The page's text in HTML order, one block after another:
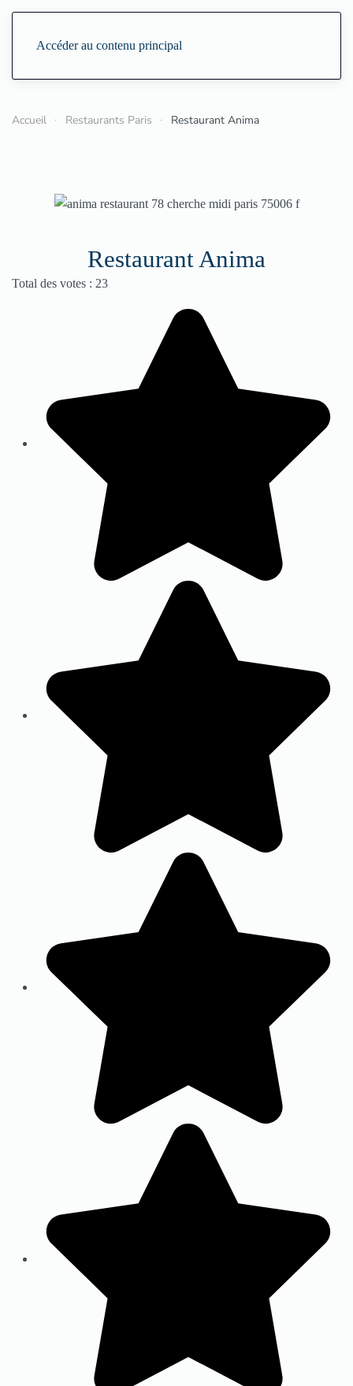
Accéder au contenu principal
Accueil Restaurants Paris Restaurant Anima
Restaurant Anima
Vote utilisateur: 4.5/
Total des votes : 23